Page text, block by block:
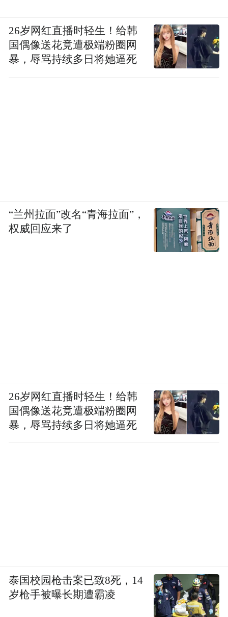
26岁网红直播时轻生！给韩
国偶像送花竟遭极端粉圈网
暴，辱骂持续多日将她逼死
“兰州拉面”改名“青海拉面”，
权威回应来了
26岁网红直播时轻生！给韩
国偶像送花竟遭极端粉圈网
暴，辱骂持续多日将她逼死
泰国校园枪击案已致8死，14
岁枪手被曝长期遭霸凌